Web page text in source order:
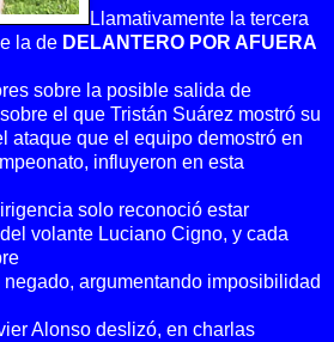
Llamativamente la tercera
la de DELANTERO POR AFUERA
sobre la posible salida de
el que Tristán Suárez mostró su
ataque que el equipo demostró en
influyeron en esta
solo reconoció estar
volante Luciano Cigno, y cada
argumentando imposibilidad
Alonso deslizó, en charlas